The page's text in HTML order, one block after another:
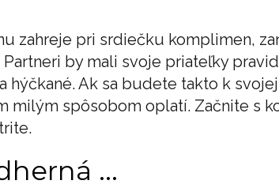
zahreje pri srdiečku komplimen,
by mali svoje priateľky
hýčkané. Ak sa budete takto k
milým spôsobom oplatí. Začnite s
...